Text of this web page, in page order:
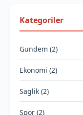
Kategoriler
Gundem (2)
Ekonomi (2)
Saglik (2)
Spor (2)